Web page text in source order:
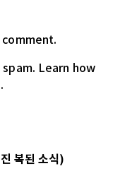
Learn how
복된 소식)